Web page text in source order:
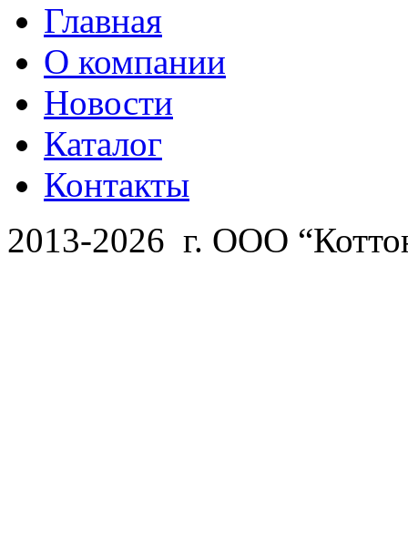
Главная
О компании
Новости
Каталог
Контакты
2013-2026 г. ООО